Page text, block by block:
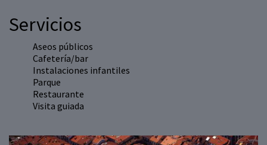
Servicios
Aseos públicos
Cafetería/bar
Instalaciones infantiles
Parque
Restaurante
Visita guiada